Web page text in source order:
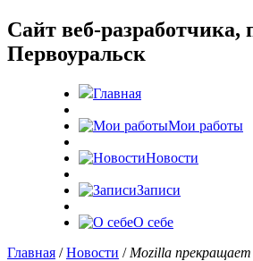
Cайт веб-
Первоуральск
Главная
Мои работы
Новости
Записи
О себе
Главная /Новости / Mozilla